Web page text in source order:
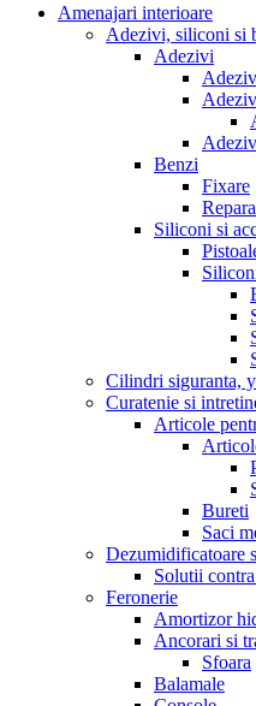
Amenajari interioare
Adezivi, siliconi si
Adezivi
Benzi
Fixare
Siliconi si
Cilindri siguranta,
Curatenie si
Articole
Bureti
Saci
Dezumidificatoare
Solutii
Feronerie
Amortizor
Ancorari si
Sfoara
Balamale